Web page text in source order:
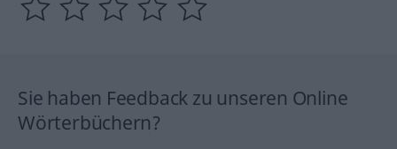
Sie haben Feedback zu unseren Online
Wörterbüchern?